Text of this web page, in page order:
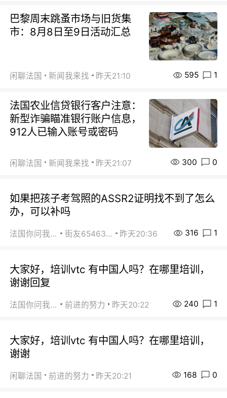
巴黎周末跳蚤市场与旧货集
市：8月8日至9日活动汇总
闲聊法国 新闻我来找 昨天21:10 595 1
法国农业信贷银行客户注意：
新型诈骗瞄准银行账户信息，
912人已输入账号或密码
闲聊法国 新闻我来找 昨天21:07 300 0
如果把孩子考驾照的ASSR2证明找不到了怎么
办，可以补吗
法国你问我答 街友65463281 昨天20:36 316 1
大家好，培训vtc 有中国人吗？在哪里培训，
谢谢回复
法国你问我答 前进的努力 昨天20:22 240 1
大家好，培训vtc 有中国人吗？在哪里培训，
谢谢
闲聊法国 前进的努力 昨天20:21 168 0